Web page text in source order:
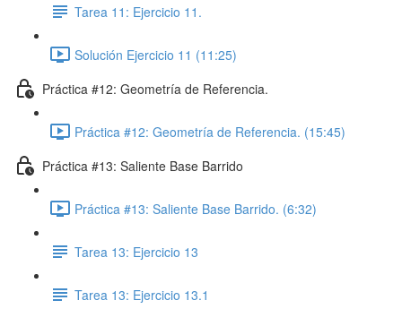
Tarea 11: Ejercicio 11.
Solución Ejercicio 11 (11:25)
Práctica #12: Geometría de Referencia.
Práctica #12: Geometría de Referencia. (15:45)
Práctica #13: Saliente Base Barrido
Práctica #13: Saliente Base Barrido. (6:32)
Tarea 13: Ejercicio 13
Tarea 13: Ejercicio 13.1